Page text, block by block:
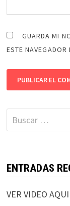
GUARDA MI
ESTE
Buscar:
ENTRADAS
VER VIDEO AQUI